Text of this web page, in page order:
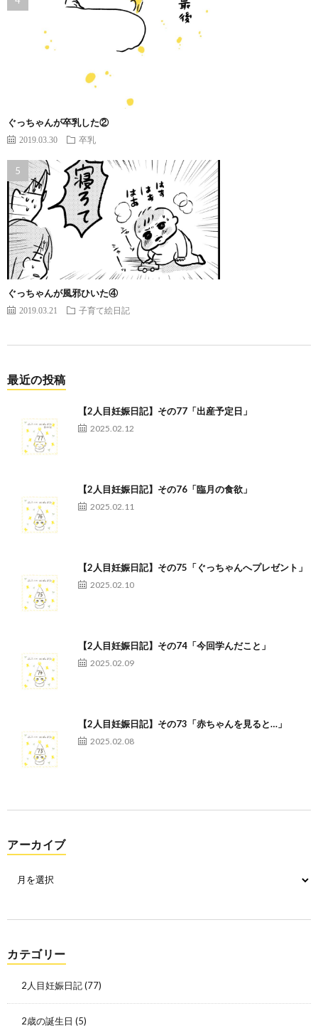
ぐっちゃんが卒乳した②
2019.03.30 卒乳
ぐっちゃんが風邪ひいた④
2019.03.21 子育て絵日記
最近の投稿
【2人目妊娠日記】その77「出産予定日」
2025.02.12
【2人目妊娠日記】その76「臨月の食欲」
2025.02.11
【2人目妊娠日記】その75「ぐっちゃんへプレゼント」
2025.02.10
【2人目妊娠日記】その74「今回学んだこと」
2025.02.09
【2人目妊娠日記】その73「赤ちゃんを見ると…」
2025.02.08
アーカイブ
カテゴリー
2人目妊娠日記(77)
2歳の誕生日 (5)